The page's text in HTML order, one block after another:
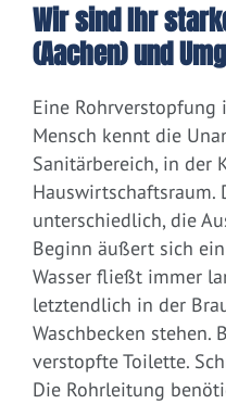
Wir sind Ihr
(Aachen) und
Eine Rohrverstopfung
Mensch kennt die
Sanitärbereich, in der
Hauswirtschaftsraum.
unterschiedlich, die
Beginn äußert sich
Wasser fließt immer
letztendlich in der
Waschbecken stehen.
verstopfte Toilette.
Die Rohrleitung